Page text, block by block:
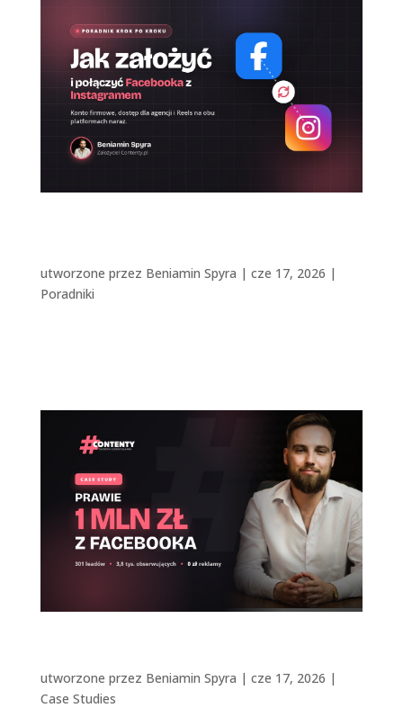
utworzone przez Beniamin Spyra | cze 17, 2026 |
Poradniki
utworzone przez Beniamin Spyra | cze 17, 2026 |
Case Studies